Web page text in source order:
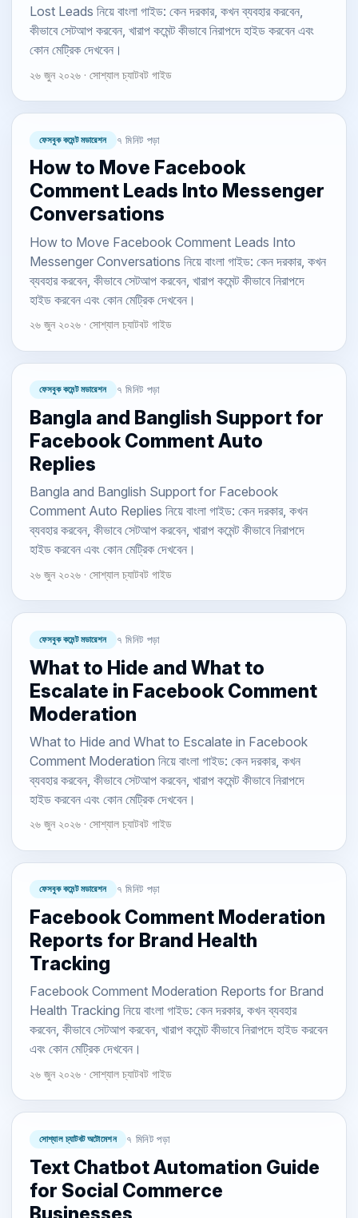
Lost Leads নিয়ে বাংলা গাইড: কেন দরকার, কখন ব্যবহার করবেন,
কীভাবে সেটআপ করবেন, খারাপ কমেন্ট কীভাবে নিরাপদে হাইড করবেন এবং
কোন মেট্রিক দেখবেন।
২৬ জুন ২০২৬ · সোশ্যাল চ্যাটবট গাইড
ফেসবুক কমেন্ট মডারেশন ৭ মিনিট পড়া
How to Move Facebook
Comment Leads Into Messenger
Conversations
How to Move Facebook Comment Leads Into
Messenger Conversations নিয়ে বাংলা গাইড: কেন দরকার, কখন
ব্যবহার করবেন, কীভাবে সেটআপ করবেন, খারাপ কমেন্ট কীভাবে নিরাপদে
হাইড করবেন এবং কোন মেট্রিক দেখবেন।
২৬ জুন ২০২৬ · সোশ্যাল চ্যাটবট গাইড
ফেসবুক কমেন্ট মডারেশন ৭ মিনিট পড়া
Bangla and Banglish Support for
Facebook Comment Auto
Replies
Bangla and Banglish Support for Facebook
Comment Auto Replies নিয়ে বাংলা গাইড: কেন দরকার, কখন
ব্যবহার করবেন, কীভাবে সেটআপ করবেন, খারাপ কমেন্ট কীভাবে নিরাপদে
হাইড করবেন এবং কোন মেট্রিক দেখবেন।
২৬ জুন ২০২৬ · সোশ্যাল চ্যাটবট গাইড
ফেসবুক কমেন্ট মডারেশন ৭ মিনিট পড়া
What to Hide and What to
Escalate in Facebook Comment
Moderation
What to Hide and What to Escalate in Facebook
Comment Moderation নিয়ে বাংলা গাইড: কেন দরকার, কখন
ব্যবহার করবেন, কীভাবে সেটআপ করবেন, খারাপ কমেন্ট কীভাবে নিরাপদে
হাইড করবেন এবং কোন মেট্রিক দেখবেন।
২৬ জুন ২০২৬ · সোশ্যাল চ্যাটবট গাইড
ফেসবুক কমেন্ট মডারেশন ৭ মিনিট পড়া
Facebook Comment Moderation
Reports for Brand Health
Tracking
Facebook Comment Moderation Reports for Brand
Health Tracking নিয়ে বাংলা গাইড: কেন দরকার, কখন ব্যবহার
করবেন, কীভাবে সেটআপ করবেন, খারাপ কমেন্ট কীভাবে নিরাপদে হাইড করবেন
এবং কোন মেট্রিক দেখবেন।
২৬ জুন ২০২৬ · সোশ্যাল চ্যাটবট গাইড
সোশ্যাল চ্যাটবট অটোমেশন ৭ মিনিট পড়া
Text Chatbot Automation Guide
for Social Commerce